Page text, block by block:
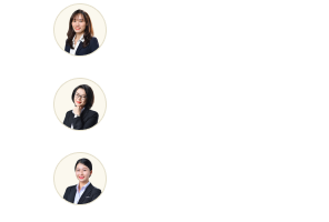
Rosso
D'italia